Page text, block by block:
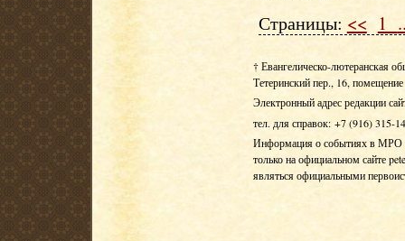
Страницы: << 1
† Евангелическо-лютеранская
Тетеринский пер., 16,
Электронный адрес редакции
тел. для справок: +7 (916) 315-
Информация о событиях в МРО
только на официальном сайте
являться официальными